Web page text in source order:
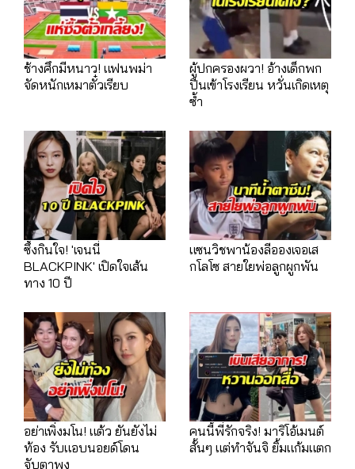
ช้างศึกมีหนาว! แฟนพม่า
จัดหนักเหมาตั๋วเรียบ
ผู้ปกครองผวา! อ้างเด็กพก
ปืนเข้าโรงเรียน หวั่นเกิดเหตุ
ซ้ำ
ซึ้งกินใจ! 'เจนนี่
BLACKPINK' เปิดใจเส้น
ทาง 10 ปี
แซนวิชพาน้องลีอองเจอเส
กโลโซ สายใยพ่อลูกผูกพัน
อย่าเพิ่งมโน! แต้ว ยันยังไม่
ท้อง รับแอบนอยด์โดน
จับตาพุง
คนนี้พี่รักจริง! มาริโอ้เมนต์
สั้นๆ แต่ทำจันจิ ยิ้มแก้มแตก